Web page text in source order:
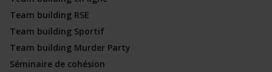
Team building RSE
Team building Sportif
Team building Murder Party
Séminaire de cohésion